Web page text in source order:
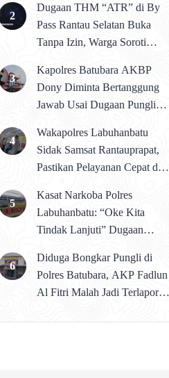
Dugaan THM “ATR” di By
Pass Rantau Selatan Buka
Tanpa Izin, Warga Soroti
Kapolres Batubara AKBP
Dony Diminta Bertanggung
Jawab Usai Dugaan Pungli
Buahnya!
Wakapolres Labuhanbatu
Sidak Samsat Rantauprapat,
Pastikan Pelayanan Cepat dan
Kasat Narkoba Polres
Labuhanbatu: “Oke Kita
Tindak Lanjuti” Dugaan
“ATR”
Diduga Bongkar Pungli di
Polres Batubara, AKP Fadlun
Al Fitri Malah Jadi Terlapor